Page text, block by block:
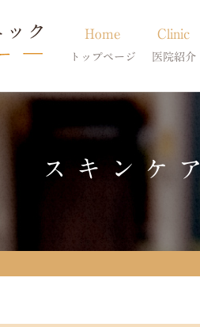
Home
トップページ
Clinic
医院紹介
当院のご紹介
獣医師紹介
初診
スキンケ